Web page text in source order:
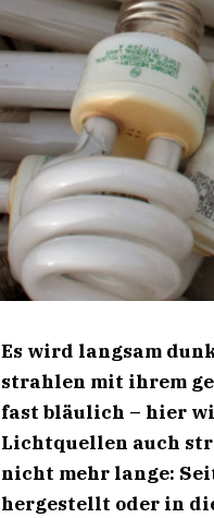
Es wird langsam
strahlen mit ihrem
fast bläulich – hier
Lichtquellen auch
nicht mehr lange:
hergestellt oder in